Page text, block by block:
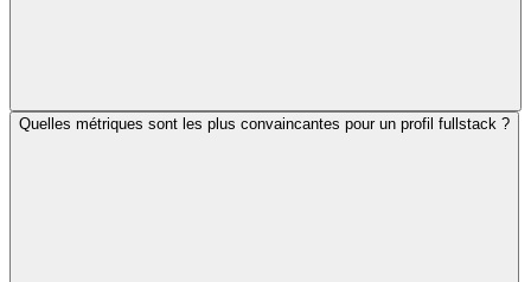
Quelles métriques sont les plus convaincantes pour un profil fullstack ?